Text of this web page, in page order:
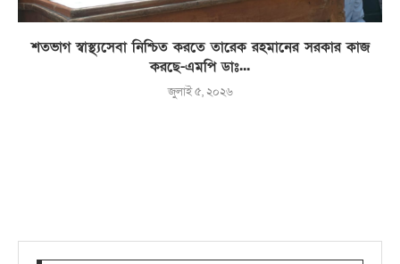
শতভাগ স্বাস্থ্যসেবা নিশ্চিত করতে তারেক রহমানের সরকার কাজ
করছে-এমপি ডাঃ...
জুলাই ৫, ২০২৬